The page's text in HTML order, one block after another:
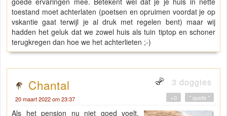
toestand moet achterlaten (poetsen en opruimen voordat je op
vskantie gaat terwijl je al druk met regelen bent) maar wij
hadden het geluk dat we zowel huis als tuin tiptop en schoner
terugkregen dan hoe we het achterlieten ;-)
Chantal 3 doggies
20 maart 2022 om 23:37 " quote "
+0
Als het pension nu niet goed voelt,